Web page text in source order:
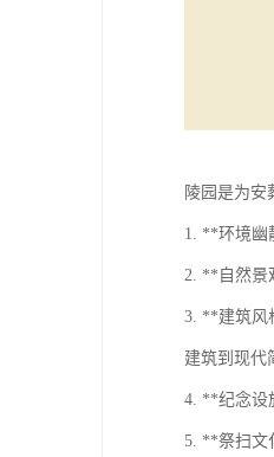
陵园是为安
1. **环境幽
2. **自然景
3. **建筑风
建筑到现代
4. **纪念设
5. **祭扫文